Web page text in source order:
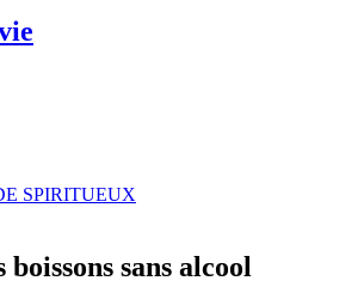
SPIRITUEUX
boissons sans alcool